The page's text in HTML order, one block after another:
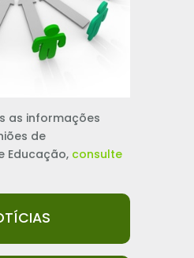
as informações
de
Educação, consulte